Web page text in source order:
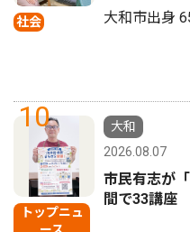
社会
大和市出身
10
トップニュ
大和
2026.08.07
市民有志が
間で33講座